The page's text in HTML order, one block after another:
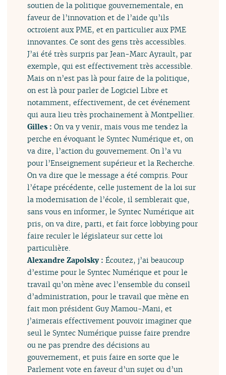
soutien de la politique gouvernementale, en
faveur de l’innovation et de l’aide qu’ils
octroient aux PME, et en particulier aux PME
innovantes. Ce sont des gens très accessibles.
J’ai été très surpris par Jean-Marc Ayrault, par
exemple, qui est effectivement très accessible.
Mais on n’est pas là pour faire de la politique,
on est là pour parler de Logiciel Libre et
notamment, effectivement, de cet événement
qui aura lieu très prochainement à Montpellier.
Gilles : On va y venir, mais vous me tendez la
perche en évoquant le Syntec Numérique et, on
va dire, l’action du gouvernement. On l’a vu
pour l’Enseignement supérieur et la Recherche.
On va dire que le message a été compris. Pour
l’étape précédente, celle justement de la loi sur
la modernisation de l’école, il semblerait que,
sans vous en informer, le Syntec Numérique ait
pris, on va dire, parti, et fait force lobbying pour
faire reculer le législateur sur cette loi
particulière.
Alexandre Zapolsky : Écoutez, j’ai beaucoup
d’estime pour le Syntec Numérique et pour le
travail qu’on mène avec l’ensemble du conseil
d’administration, pour le travail que mène en
fait mon président Guy Mamou-Mani, et
j’aimerais effectivement pouvoir imaginer que
seul le Syntec Numérique puisse faire prendre
ou ne pas prendre des décisions au
gouvernement, et puis faire en sorte que le
Parlement vote en faveur d’un sujet ou d’un